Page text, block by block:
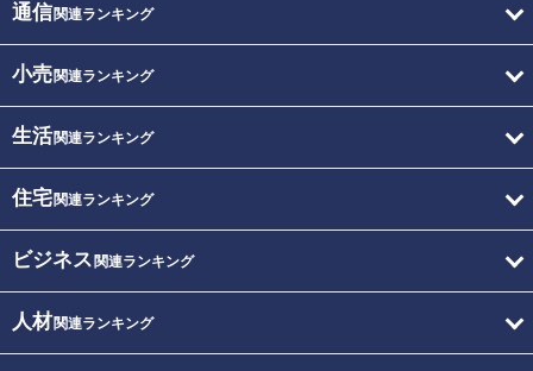
通信関連ランキング
小売関連ランキング
生活関連ランキング
住宅関連ランキング
ビジネス 関連ランキング
人材関連ランキング